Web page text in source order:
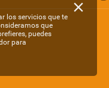
los servicios que te
que
puedes
para